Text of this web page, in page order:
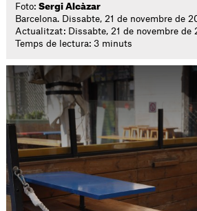
Foto:Sergi Alcàzar
Barcelona. Dissabte, 21 de novembre de
Actualitzat: Dissabte, 21 de novembre de
Temps de lectura: 3 minuts